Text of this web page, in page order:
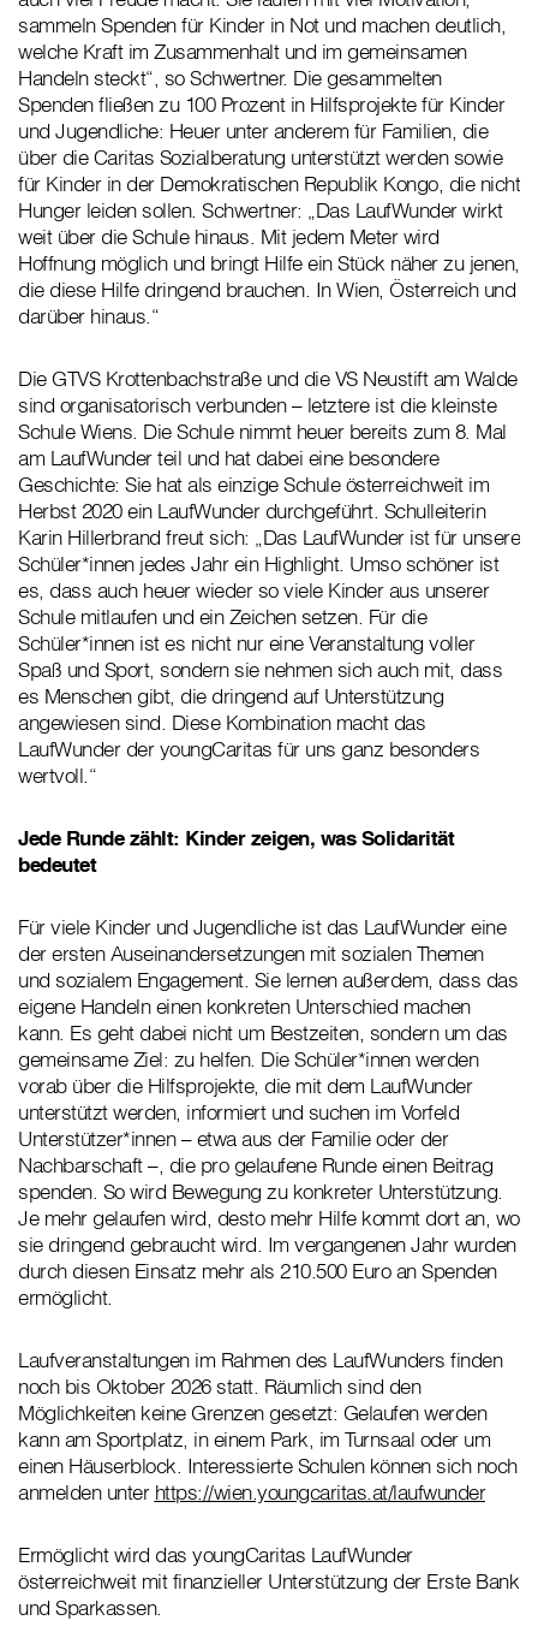
sammeln Spenden für Kinder in Not und machen deutlich,
welche Kraft im Zusammenhalt und im gemeinsamen
Handeln steckt“, so Schwertner. Die gesammelten
Spenden fließen zu 100 Prozent in Hilfsprojekte für Kinder
und Jugendliche: Heuer unter anderem für Familien, die
über die Caritas Sozialberatung unterstützt werden sowie
für Kinder in der Demokratischen Republik Kongo, die nicht
Hunger leiden sollen. Schwertner: „Das LaufWunder wirkt
weit über die Schule hinaus. Mit jedem Meter wird
Hoffnung möglich und bringt Hilfe ein Stück näher zu jenen,
die diese Hilfe dringend brauchen. In Wien, Österreich und
darüber hinaus.“
Die GTVS Krottenbachstraße und die VS Neustift am Walde
sind organisatorisch verbunden – letztere ist die kleinste
Schule Wiens. Die Schule nimmt heuer bereits zum 8. Mal
am LaufWunder teil und hat dabei eine besondere
Geschichte: Sie hat als einzige Schule österreichweit im
Herbst 2020 ein LaufWunder durchgeführt. Schulleiterin
Karin Hillerbrand freut sich: „Das LaufWunder ist für unsere
Schüler*innen jedes Jahr ein Highlight. Umso schöner ist
es, dass auch heuer wieder so viele Kinder aus unserer
Schule mitlaufen und ein Zeichen setzen. Für die
Schüler*innen ist es nicht nur eine Veranstaltung voller
Spaß und Sport, sondern sie nehmen sich auch mit, dass
es Menschen gibt, die dringend auf Unterstützung
angewiesen sind. Diese Kombination macht das
LaufWunder der youngCaritas für uns ganz besonders
wertvoll.“
Jede Runde zählt: Kinder zeigen, was Solidarität
bedeutet
Für viele Kinder und Jugendliche ist das LaufWunder eine
der ersten Auseinandersetzungen mit sozialen Themen
und sozialem Engagement. Sie lernen außerdem, dass das
eigene Handeln einen konkreten Unterschied machen
kann. Es geht dabei nicht um Bestzeiten, sondern um das
gemeinsame Ziel: zu helfen. Die Schüler*innen werden
vorab über die Hilfsprojekte, die mit dem LaufWunder
unterstützt werden, informiert und suchen im Vorfeld
Unterstützer*innen – etwa aus der Familie oder der
Nachbarschaft –, die pro gelaufene Runde einen Beitrag
spenden. So wird Bewegung zu konkreter Unterstützung.
Je mehr gelaufen wird, desto mehr Hilfe kommt dort an, wo
sie dringend gebraucht wird. Im vergangenen Jahr wurden
durch diesen Einsatz mehr als 210.500 Euro an Spenden
ermöglicht.
Laufveranstaltungen im Rahmen des LaufWunders finden
noch bis Oktober 2026 statt. Räumlich sind den
Möglichkeiten keine Grenzen gesetzt: Gelaufen werden
kann am Sportplatz, in einem Park, im Turnsaal oder um
einen Häuserblock. Interessierte Schulen können sich noch
anmelden unter https://wien.youngcaritas.at/laufwunder
Ermöglicht wird das youngCaritas LaufWunder
österreichweit mit finanzieller Unterstützung der Erste Bank
und Sparkassen.